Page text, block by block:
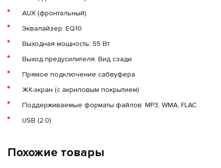
AUX (фронтальный)
Эквалайзер: EQ10
Выходная мощность: 55 Вт
Выход предусилителя: Вид сзади
Прямое подключение сабвуфера
ЖК-экран (с акриловым покрытием)
Поддерживаемые форматы файлов: MP3, WMA, FLAC
USB (2.0)
Похожие товары